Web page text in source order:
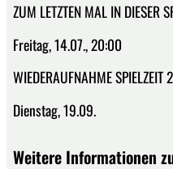
ZUM LETZTEN MAL IN DIESER
Freitag, 14.07., 20:00
WIEDERAUFNAHME SPIELZEIT
Dienstag, 19.09.
Weitere Informationen